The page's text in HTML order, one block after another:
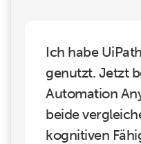
Ich habe
genutzt. Jetzt
Automation
beide
kognitiven